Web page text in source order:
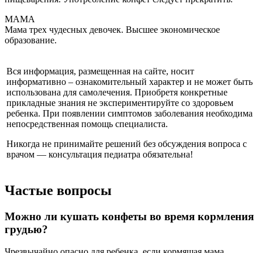
МАМА
Мама трех чудесных девочек. Высшее экономическое
образование.
Вся информация, размещенная на сайте, носит
информативно – ознакомительный характер и не может быть
использована для самолечения. Приобретя конкретные
прикладные знания не экспериментируйте со здоровьем
ребенка. При появлении симптомов заболевания необходима
непосредственная помощь специалиста.
Никогда не принимайте решений без обсуждения вопроса с
врачом — консультация педиатра обязательна!
Частые вопросы
Можно ли кушать конфеты во время кормления
грудью?